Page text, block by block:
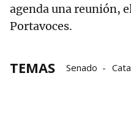
agenda una reunión,
Portavoces.
TEMAS Senado